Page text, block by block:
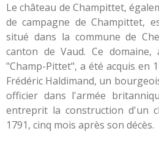
Le château de Champittet,
de campagne de Champittet,
situé dans la commune de
canton de Vaud. Ce
"Champ-Pittet", a été acquis en
Frédéric Haldimand, un
officier dans l'armée
entreprit la construction d'un
1791, cinq mois après son décès.